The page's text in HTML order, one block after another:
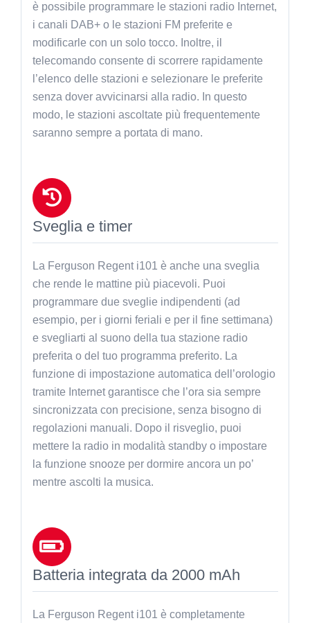
è possibile programmare le stazioni radio Internet,
i canali DAB+ o le stazioni FM preferite e
modificarle con un solo tocco. Inoltre, il
telecomando consente di scorrere rapidamente
l’elenco delle stazioni e selezionare le preferite
senza dover avvicinarsi alla radio. In questo
modo, le stazioni ascoltate più frequentemente
saranno sempre a portata di mano.
Sveglia e timer
La Ferguson Regent i101 è anche una sveglia
che rende le mattine più piacevoli. Puoi
programmare due sveglie indipendenti (ad
esempio, per i giorni feriali e per il fine settimana)
e svegliarti al suono della tua stazione radio
preferita o del tuo programma preferito. La
funzione di impostazione automatica dell’orologio
tramite Internet garantisce che l’ora sia sempre
sincronizzata con precisione, senza bisogno di
regolazioni manuali. Dopo il risveglio, puoi
mettere la radio in modalità standby o impostare
la funzione snooze per dormire ancora un po’
mentre ascolti la musica.
Batteria integrata da 2000 mAh
La Ferguson Regent i101 è completamente